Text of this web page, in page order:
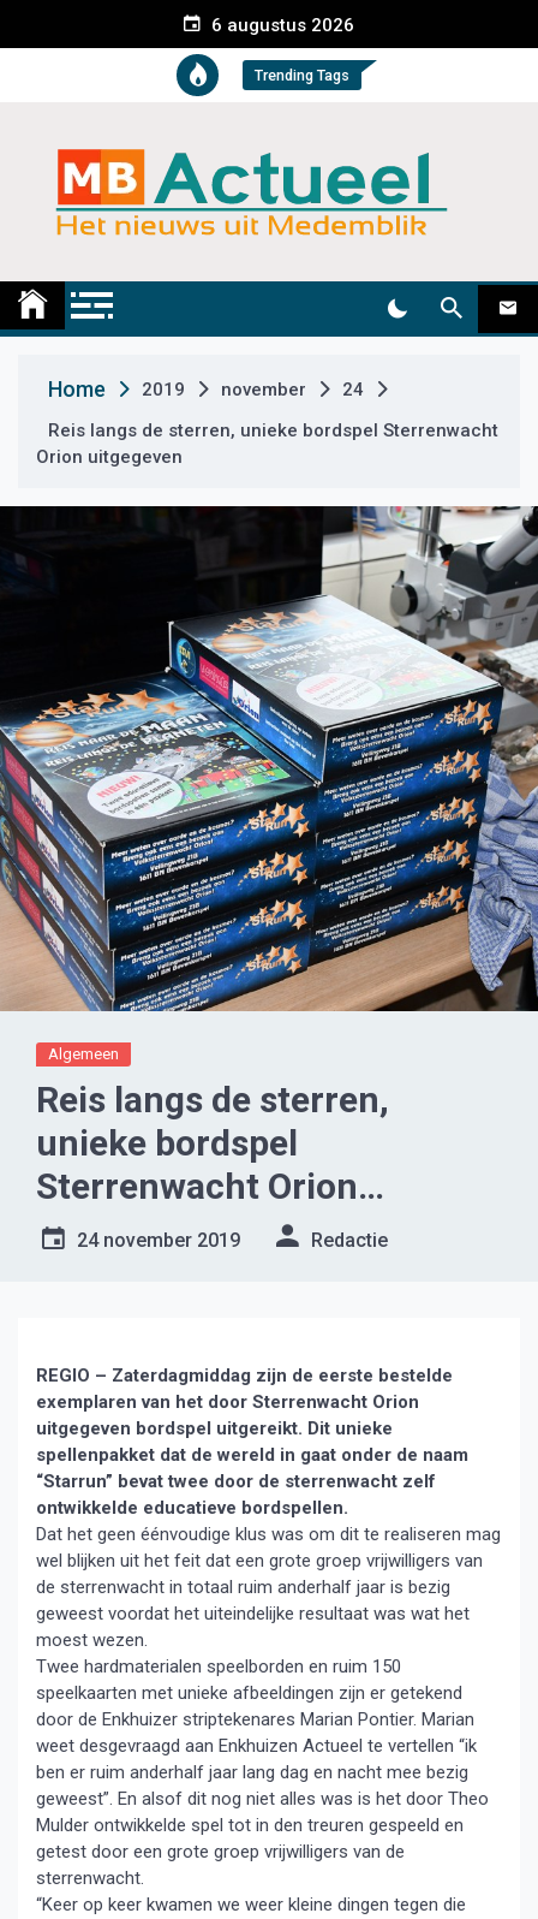
e
t
6 augustus 2026
Trending Tags
Medemblik Actueel
Home 2019 november
24
Reis langs de sterren, unieke bordspel Sterrenwacht
Orion uitgegeven
Algemeen
Reis langs de sterren,
unieke bordspel
Sterrenwacht Orion
uitgegeven
24 november 2019 Redactie
REGIO – Zaterdagmiddag zijn de eerste bestelde
exemplaren van het door Sterrenwacht Orion
uitgegeven bordspel uitgereikt. Dit unieke
spellenpakket dat de wereld in gaat onder de naam
“Starrun” bevat twee door de sterrenwacht zelf
ontwikkelde educatieve bordspellen.
Dat het geen éénvoudige klus was om dit te realiseren mag
wel blijken uit het feit dat een grote groep vrijwilligers van
de sterrenwacht in totaal ruim anderhalf jaar is bezig
geweest voordat het uiteindelijke resultaat was wat het
moest wezen.
Twee hardmaterialen speelborden en ruim 150
speelkaarten met unieke afbeeldingen zijn er getekend
door de Enkhuizer striptekenares Marian Pontier. Marian
weet desgevraagd aan Enkhuizen Actueel te vertellen “ik
ben er ruim anderhalf jaar lang dag en nacht mee bezig
geweest”. En alsof dit nog niet alles was is het door Theo
Mulder ontwikkelde spel tot in den treuren gespeeld en
getest door een grote groep vrijwilligers van de
sterrenwacht.
“Keer op keer kwamen we weer kleine dingen tegen die